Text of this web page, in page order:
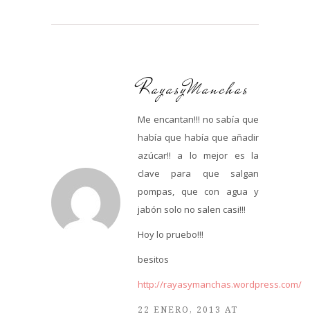
RayasyManchas
Me encantan!!! no sabía que
había que había que añadir
azúcar!! a lo mejor es la
clave para que salgan
pompas, que con agua y
jabón solo no salen casi!!!
Hoy lo pruebo!!!
besitos
http://rayasymanchas.wordpress.com/
22 ENERO, 2013 AT